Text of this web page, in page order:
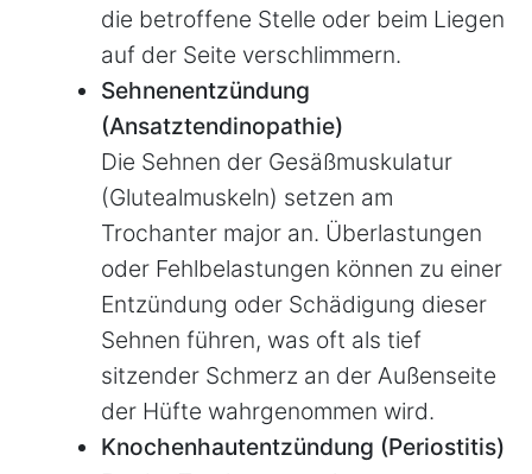
die betroffene Stelle oder beim Liegen
auf der Seite verschlimmern.
Sehnenentzündung
(Ansatztendinopathie)
Die Sehnen der Gesäßmuskulatur
(Glutealmuskeln) setzen am
Trochanter major an. Überlastungen
oder Fehlbelastungen können zu einer
Entzündung oder Schädigung dieser
Sehnen führen, was oft als tief
sitzender Schmerz an der Außenseite
der Hüfte wahrgenommen wird.
Knochenhautentzündung (Periostitis)